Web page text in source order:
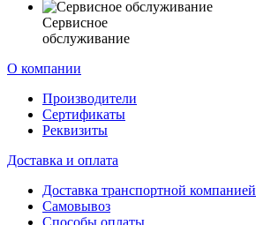
Сервисное
обслуживание
О компании
Производители
Сертификаты
Реквизиты
Доставка и оплата
Доставка транспортной компанией
Самовывоз